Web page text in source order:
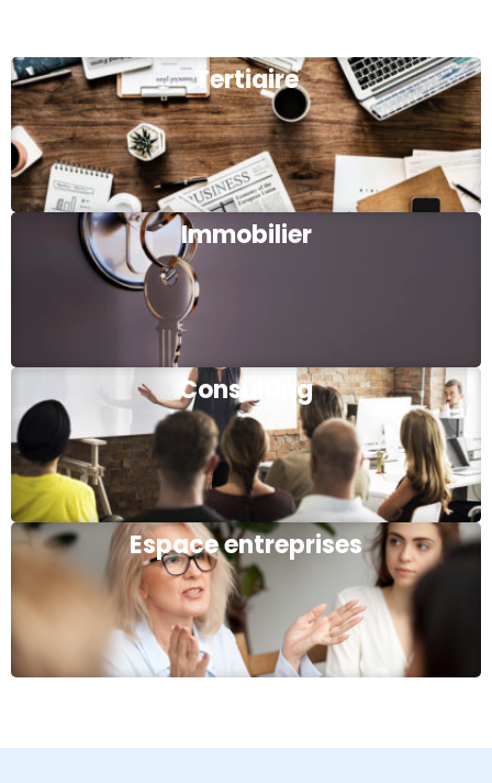
Tertiaire
Immobilier
Consulting
Espace entreprises